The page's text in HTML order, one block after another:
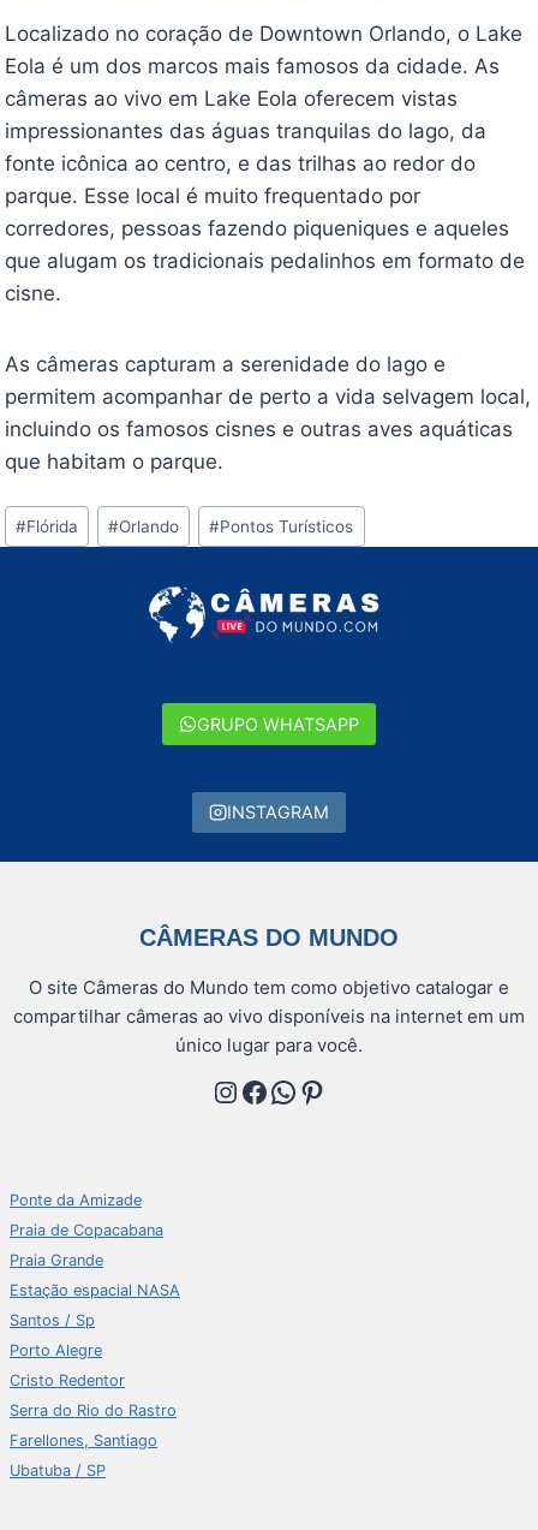
Localizado no coração de Downtown Orlando, o Lake
Eola é um dos marcos mais famosos da cidade. As
câmeras ao vivo em Lake Eola oferecem vistas
impressionantes das águas tranquilas do lago, da
fonte icônica ao centro, e das trilhas ao redor do
parque. Esse local é muito frequentado por
corredores, pessoas fazendo piqueniques e aqueles
que alugam os tradicionais pedalinhos em formato de
cisne.
As câmeras capturam a serenidade do lago e
permitem acompanhar de perto a vida selvagem local,
incluindo os famosos cisnes e outras aves aquáticas
que habitam o parque.
Tags
do
#Flórida #Orlando #Pontos Turísticos
GRUPO WHATSAPP
INSTAGRAM
CÂMERAS DO MUNDO
O site Câmeras do Mundo tem como objetivo catalogar e
compartilhar câmeras ao vivo disponíveis na internet em um
único lugar para você.
Instagram
Facebook
WhatsApp
Pinterest
Ponte da Amizade
Praia de Copacabana
Praia Grande
Estação espacial NASA
Santos / Sp
Porto Alegre
Cristo Redentor
Serra do Rio do Rastro
Farellones, Santiago
Ubatuba / SP